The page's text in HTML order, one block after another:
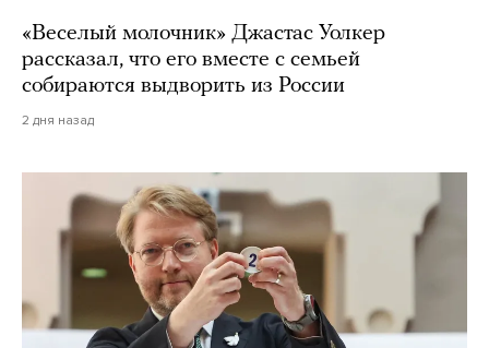
«Веселый молочник» Джастас Уолкер
рассказал, что его вместе с семьей
собираются выдворить из России
2 дня назад